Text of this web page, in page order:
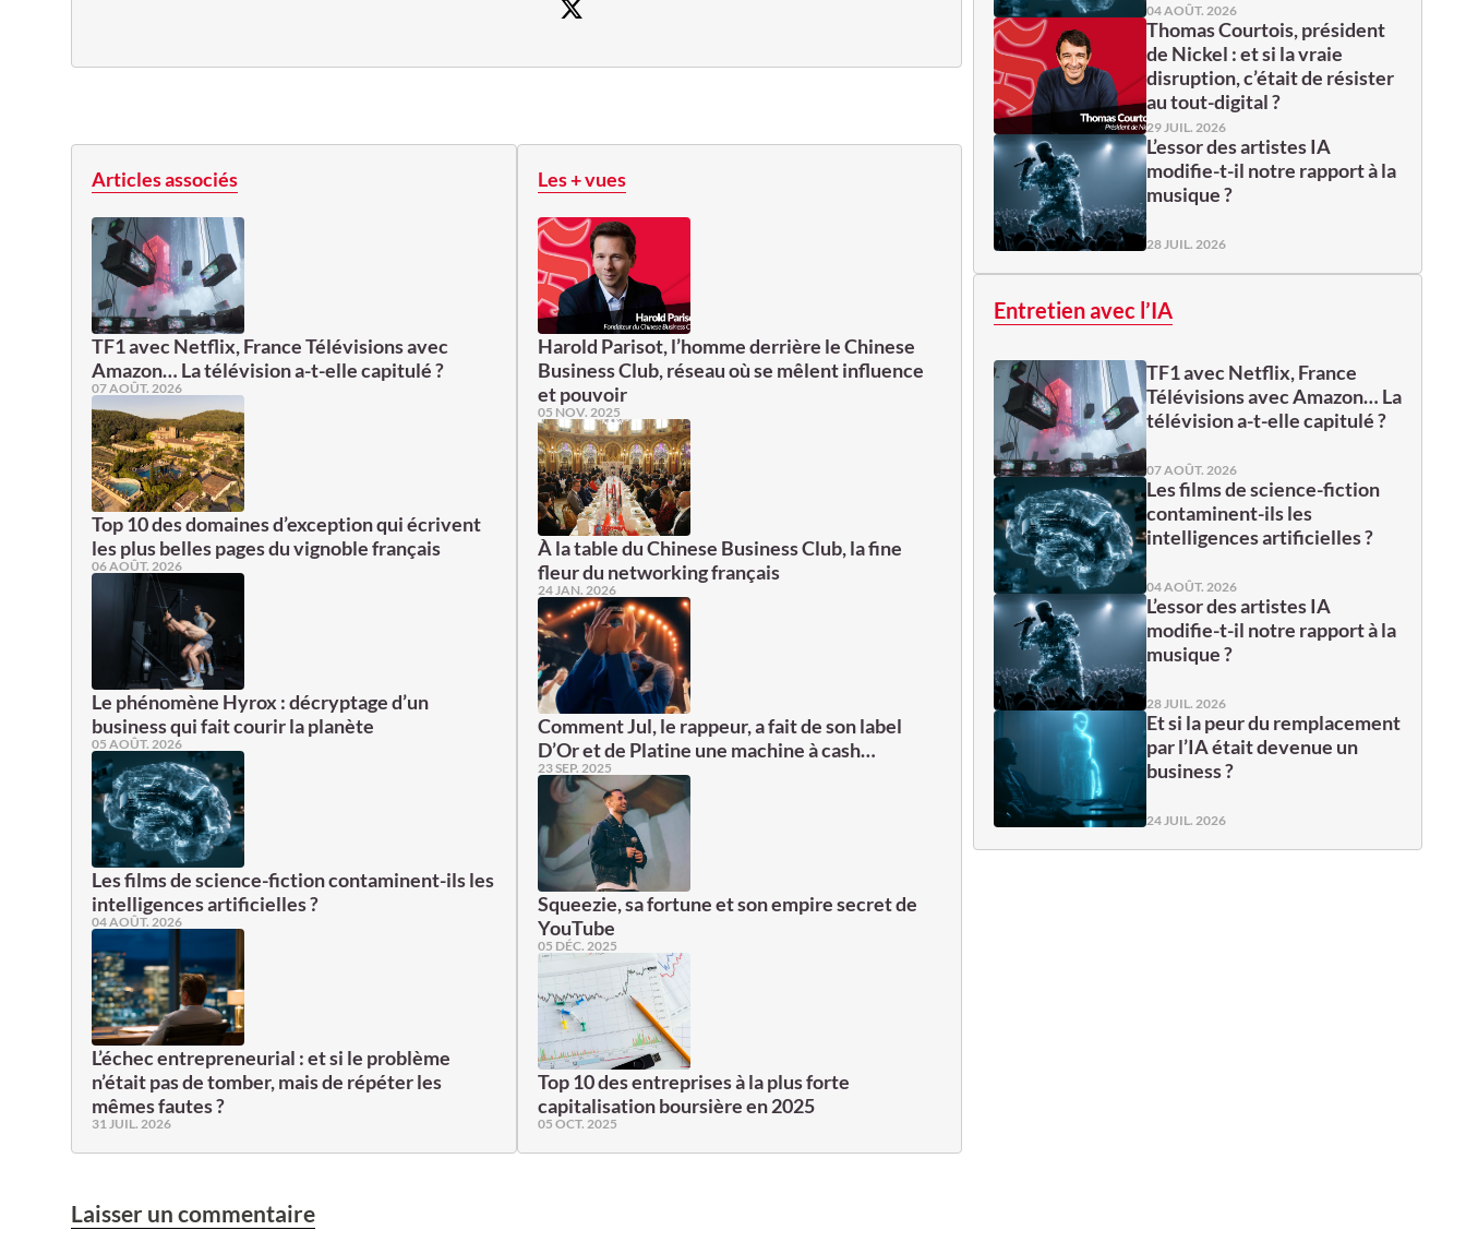
Articles associés
TF1 avec Netflix, France Télévisions avec
Amazon… La télévision a-t-elle capitulé ?
07 AOÛT. 2026
Top 10 des domaines d’exception qui écrivent
les plus belles pages du vignoble français
06 AOÛT. 2026
Le phénomène Hyrox : décryptage d’un
business qui fait courir la planète
05 AOÛT. 2026
Les films de science-fiction contaminent-ils les
intelligences artificielles ?
04 AOÛT. 2026
L’échec entrepreneurial : et si le problème
n’était pas de tomber, mais de répéter les
mêmes fautes ?
31 JUIL. 2026
Les + vues
Harold Parisot, l’homme derrière le Chinese
Business Club, réseau où se mêlent influence
et pouvoir
05 NOV. 2025
À la table du Chinese Business Club, la fine
fleur du networking français
24 JAN. 2026
Comment Jul, le rappeur, a fait de son label
D’Or et de Platine une machine à cash…
23 SEP. 2025
Squeezie, sa fortune et son empire secret de
YouTube
05 DÉC. 2025
Top 10 des entreprises à la plus forte
capitalisation boursière en 2025
05 OCT. 2025
Laisser un commentaire
04 AOÛT. 2026
Thomas Courtois, président
de Nickel : et si la vraie
disruption, c’était de résister
au tout-digital ?
29 JUIL. 2026
L’essor des artistes IA
modifie-t-il notre rapport à la
musique ?
28 JUIL. 2026
Entretien avec l’IA
TF1 avec Netflix, France
Télévisions avec Amazon… La
télévision a-t-elle capitulé ?
07 AOÛT. 2026
Les films de science-fiction
contaminent-ils les
intelligences artificielles ?
04 AOÛT. 2026
L’essor des artistes IA
modifie-t-il notre rapport à la
musique ?
28 JUIL. 2026
Et si la peur du remplacement
par l’IA était devenue un
business ?
24 JUIL. 2026